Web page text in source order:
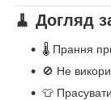
🧹 Догляд
🌡️ Прання
🚫 Не
👕